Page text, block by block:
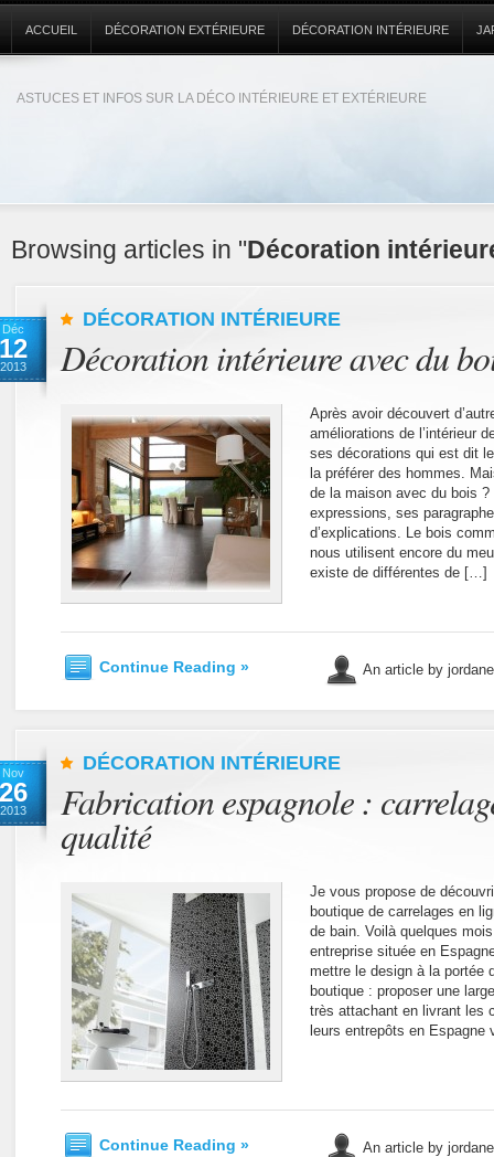
ASTUCES ET INFOS SUR LA DÉCO INTÉRIEURE ET EXTÉRIEURE
ACCUEIL DÉCORATION EXTÉRIEURE DÉCORATION INTÉRIEURE
Browsing articles in "Décoration
Déc
12
2013
DÉCORATION INTÉRIEURE
Décoration intérieure avec du
Après avoir découvert
améliorations de l’intérieur
ses décorations qui est dit
la préférer des hommes.
de la maison avec du bois
expressions, ses
d’explications. Le bois
nous utilisent encore du
existe de différentes de […]
Continue Reading » An article by
Nov
26
2013
DÉCORATION INTÉRIEURE
Fabrication espagnole :
qualité
Je vous propose de
boutique de carrelages en
de bain. Voilà quelques
entreprise située en
mettre le design à la portée
boutique : proposer une
très attachant en livrant les
leurs entrepôts en
Continue Reading » An article by